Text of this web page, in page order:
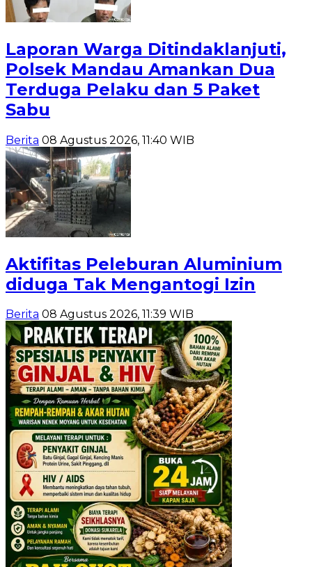
Laporan Warga Ditindaklanjuti,
Polsek Mandau Amankan Dua
Terduga Pelaku dan 5 Paket
Sabu
Berita 08 Agustus 2026, 11:40 WIB
Aktifitas Peleburan Aluminium
diduga Tak Mengantogi Izin
Berita 08 Agustus 2026, 11:39 WIB